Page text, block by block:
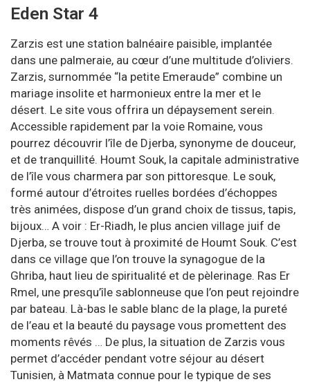
Eden Star 4
Zarzis est une station balnéaire paisible, implantée
dans une palmeraie, au cœur d’une multitude d’oliviers.
Zarzis, surnommée “la petite Emeraude” combine un
mariage insolite et harmonieux entre la mer et le
désert. Le site vous offrira un dépaysement serein.
Accessible rapidement par la voie Romaine, vous
pourrez découvrir l’île de Djerba, synonyme de douceur,
et de tranquillité. Houmt Souk, la capitale administrative
de l’île vous charmera par son pittoresque. Le souk,
formé autour d’étroites ruelles bordées d’échoppes
très animées, dispose d’un grand choix de tissus, tapis,
bijoux… A voir : Er-Riadh, le plus ancien village juif de
Djerba, se trouve tout à proximité de Houmt Souk. C’est
dans ce village que l’on trouve la synagogue de la
Ghriba, haut lieu de spiritualité et de pèlerinage. Ras Er
Rmel, une presqu’île sablonneuse que l’on peut rejoindre
par bateau. Là-bas le sable blanc de la plage, la pureté
de l’eau et la beauté du paysage vous promettent des
moments rêvés … De plus, la situation de Zarzis vous
permet d’accéder pendant votre séjour au désert
Tunisien, à Matmata connue pour le typique de ses